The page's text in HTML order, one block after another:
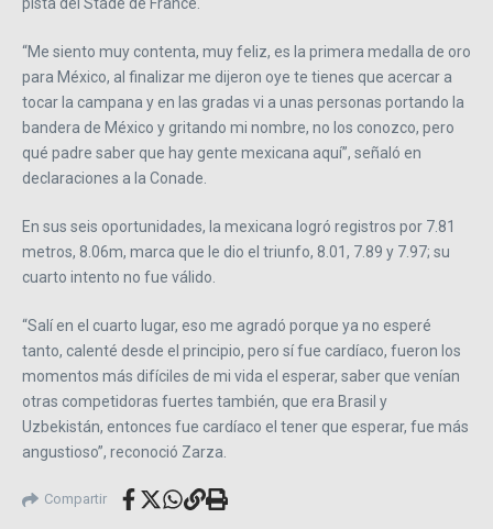
pista del Stade de France.
“Me siento muy contenta, muy feliz, es la primera medalla de oro
para México, al finalizar me dijeron oye te tienes que acercar a
tocar la campana y en las gradas vi a unas personas portando la
bandera de México y gritando mi nombre, no los conozco, pero
qué padre saber que hay gente mexicana aquí”, señaló en
declaraciones a la Conade.
En sus seis oportunidades, la mexicana logró registros por 7.81
metros, 8.06m, marca que le dio el triunfo, 8.01, 7.89 y 7.97; su
cuarto intento no fue válido.
“Salí en el cuarto lugar, eso me agradó porque ya no esperé
tanto, calenté desde el principio, pero sí fue cardíaco, fueron los
momentos más difíciles de mi vida el esperar, saber que venían
otras competidoras fuertes también, que era Brasil y
Uzbekistán, entonces fue cardíaco el tener que esperar, fue más
angustioso”, reconoció Zarza.
Compartir